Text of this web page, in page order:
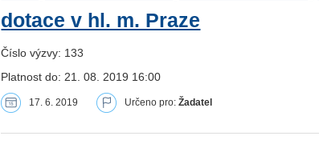
dotace v hl. m. Praze
Číslo výzvy: 133
Platnost do: 21. 08. 2019 16:00
17. 6. 2019 Určeno pro:Žadatel